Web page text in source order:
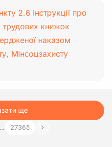
2.6 Інструкції про
книжок
наказом
Мінсоцзахисту
ще
… 27365